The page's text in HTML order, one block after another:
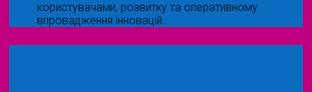
користувачами, розвитку та оперативному
впровадження інновацій.